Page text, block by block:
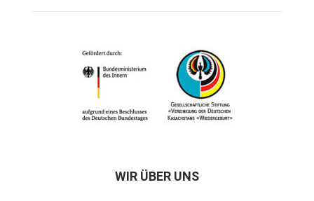
WIR ÜBER UNS